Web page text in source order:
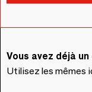
Vous avez déjà
Utilisez les mêmes